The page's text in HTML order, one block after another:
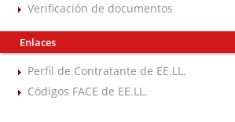
Verificación de documentos
Enlaces
Perfil de Contratante de EE.LL.
Códigos FACE de EE.LL.